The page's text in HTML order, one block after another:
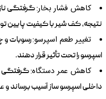
کاهش فشار بخار:گرفتگی
نتیجه، کف شیر با کیفیت پایین
تغییر طعم اسپرسو:رسوبات و
اسپرسو را تحت تأثیر قرار دهند.
کاهش عمر دستگاه:گرفتگی
داخلی اسپرسو ساز آسیب برساند